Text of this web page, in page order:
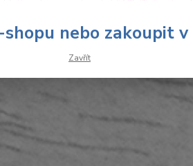
nebo zakoupit
Zavřít